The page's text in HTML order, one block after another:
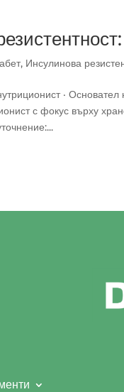
, Инсулинова
·
с фокус върху